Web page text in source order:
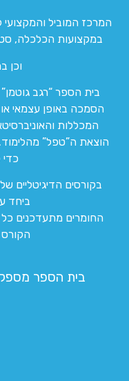
במקצועות הכלכלה,
וכן
בית הספר “רגב
הסמכה באופן עצמאי
המכללות
הוצאת ה”טפל”
כדי
בקורסים הדיגיטליים
ביחד
החומרים מתעדכנים
בית הספר מספק